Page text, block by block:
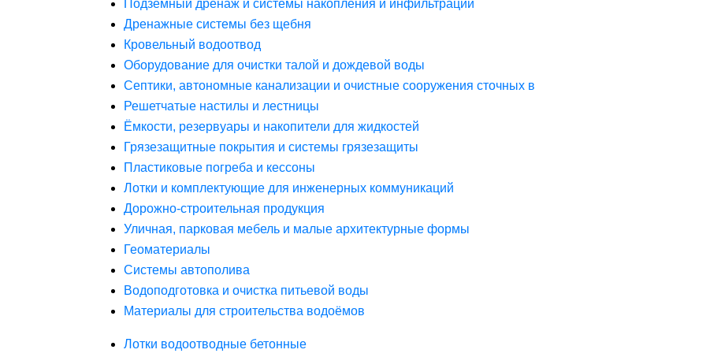
Подземный дренаж и системы накопления и инфильтрации
Дренажные системы без щебня
Кровельный водоотвод
Оборудование для очистки талой и дождевой воды
Септики, автономные канализации и очистные сооружения сточных в
Решетчатые настилы и лестницы
Ёмкости, резервуары и накопители для жидкостей
Грязезащитные покрытия и системы грязезащиты
Пластиковые погреба и кессоны
Лотки и комплектующие для инженерных коммуникаций
Дорожно-строительная продукция
Уличная, парковая мебель и малые архитектурные формы
Геоматериалы
Системы автополива
Водоподготовка и очистка питьевой воды
Материалы для строительства водоёмов
Лотки водоотводные бетонные